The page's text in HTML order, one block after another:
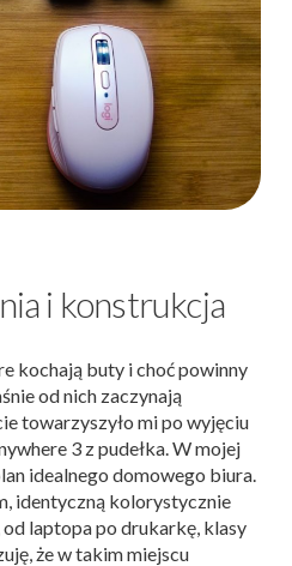
i konstrukcja
kochają buty i choć powinny
od nich zaczynają
towarzyszyło mi po wyjęciu
3 z pudełka. W mojej
idealnego domowego biura.
identyczną kolorystycznie
laptopa po drukarkę, klasy
że w takim miejscu